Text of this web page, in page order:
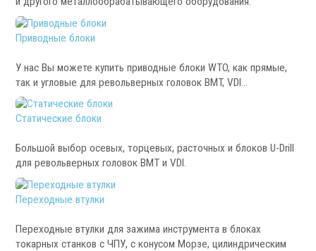
Механизированные патроны
Цанговые патроны
Патроны специального изготовления
Гидроцилиндры
Кулачки токарные
Цанги токарные
Инструментальная оснастка
Приводные блоки
У нас Вы можете купить приводные блоки WTO, как прямые,
так и угловые для револьверных головок BMT, VDI...
Статические блоки
Большой выбор осевых, торцевых, расточных и блоков U-Drill
для револьверных головок BMT и VDI.
Переходные втулки
Переходные втулки для зажима инструмента в блоках
токарных станков с ЧПУ, с конусом Морзе, цилиндрическим